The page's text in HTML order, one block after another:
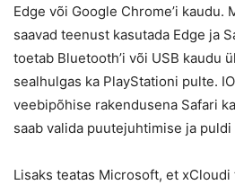
Edge või Google Chrome’i kaudu.
saavad teenust kasutada Edge ja
toetab Bluetooth’i või USB kaudu
sealhulgas ka PlayStationi pulte.
veebipõhise rakendusena Safari
saab valida puutejuhtimise ja puldi
Lisaks teatas Microsoft, et